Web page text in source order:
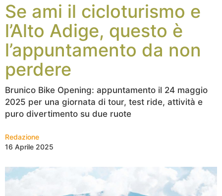
Se ami il cicloturismo e
l’Alto Adige, questo è
l’appuntamento da non
perdere
Brunico Bike Opening: appuntamento il 24 maggio
2025 per una giornata di tour, test ride, attività e
puro divertimento su due ruote
Redazione
16 Aprile 2025